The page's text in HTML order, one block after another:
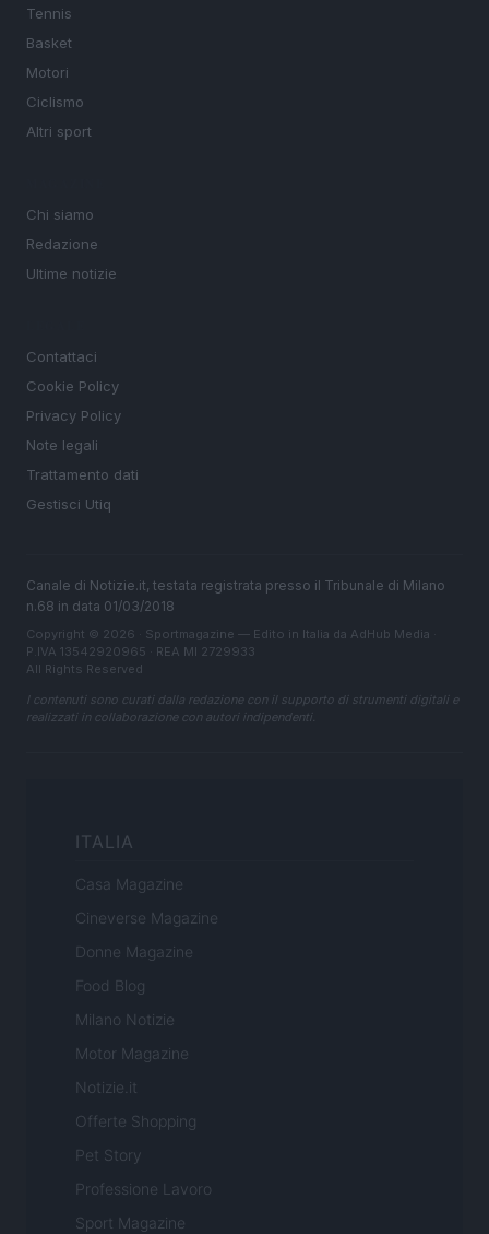
Tennis
Basket
Motori
Ciclismo
Altri sport
Chi siamo
Redazione
Ultime notizie
Contattaci
Cookie Policy
Privacy Policy
Note legali
Trattamento dati
Gestisci Utiq
Canale di Notizie.it, testata registrata presso il Tribunale di Milano
n.68 in data 01/03/2018
Copyright © 2026 · Sportmagazine — Edito in Italia da AdHub Media
P.IVA 13542920965 · REA MI 2729933
All Rights Reserved
I contenuti sono curati dalla redazione con il supporto di strumenti digitali e
realizzati in collaborazione con autori indipendenti.
ITALIA
Casa Magazine
Cineverse Magazine
Donne Magazine
Food Blog
Milano Notizie
Motor Magazine
Notizie.it
Offerte Shopping
Pet Story
Professione Lavoro
Sport Magazine